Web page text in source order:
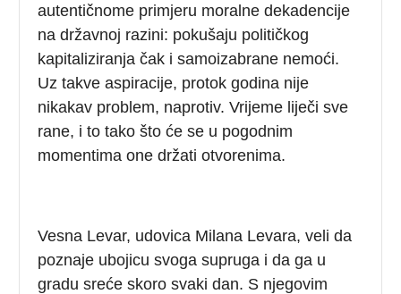
autentičnome primjeru moralne dekadencije
na državnoj razini: pokušaju političkog
kapitaliziranja čak i samoizabrane nemoći.
Uz takve aspiracije, protok godina nije
nikakav problem, naprotiv. Vrijeme liječi sve
rane, i to tako što će se u pogodnim
momentima one držati otvorenima.
Vesna Levar, udovica Milana Levara, veli da
poznaje ubojicu svoga supruga i da ga u
gradu sreće skoro svaki dan. S njegovim